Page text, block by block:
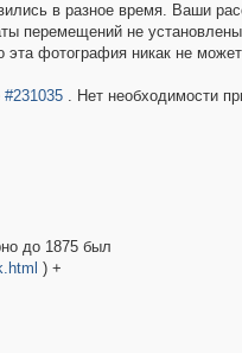
в разное время. Ваши
перемещений не
фотография никак не
#231035. Нет необходимости
до 1875 был
) +